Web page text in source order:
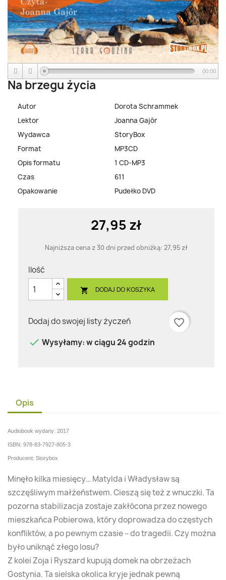
00:00
Na brzegu życia
Autor
Dorota Schrammek
Lektor
Joanna Gajór
Wydawca
StoryBox
Format
MP3CD
Opis formatu
1 CD-MP3
Czas
611
Opakowanie
Pudełko DVD
27,95 zł
Najniższa cena z 30 dni przed obniżką: 27,95 zł
Ilość
 DODAJ DO KOSZYKA
Dodaj do swojej listy życzeń
favorite_border
 Wysyłamy: w ciągu 24 godzin
Opis
Audiobook wydany: 2017
ISBN: 978-83-7927-805-3
Producent: Storybox
Minęło kilka miesięcy… Matylda i Władysław są
szczęśliwym małżeństwem. Cieszą się też z wnuczki. Ta
pozorna stabilizacja zostaje zakłócona przez nowego
mieszkańca Pobierowa, który doprowadza do częstych
konfliktów, a po pewnym czasie – do tragedii. Czy można
było uniknąć złego losu?
Z kolei Zoja i Ryszard kupują domek na obrzeżach
Gostynia. Ta sielska okolica kryje jednak pewną